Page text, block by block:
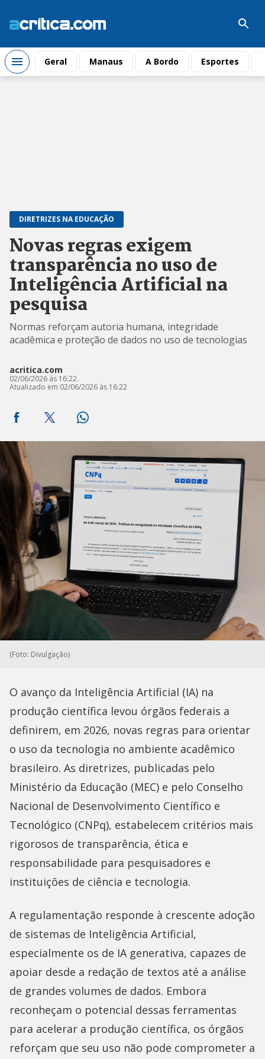
Geral Manaus A Bordo Esportes
DIRETRIZES NA EDUCAÇÃO
Novas regras exigem
transparência no uso de
Inteligência Artificial na
pesquisa
Normas reforçam autoria humana, integridade
acadêmica e proteção de dados no uso de tecnologias
acritica.com
02/06/2026 às 16:22.
Atualizado em 02/06/2026 às 16:22
(Foto: Divulgação)
O avanço da Inteligência Artificial (IA) na
produção científica levou órgãos federais a
definirem, em 2026, novas regras para orientar
o uso da tecnologia no ambiente acadêmico
brasileiro. As diretrizes, publicadas pelo
Ministério da Educação (MEC) e pelo Conselho
Nacional de Desenvolvimento Científico e
Tecnológico (CNPq), estabelecem critérios mais
rigorosos de transparência, ética e
responsabilidade para pesquisadores e
instituições de ciência e tecnologia.
A regulamentação responde à crescente adoção
de sistemas de Inteligência Artificial,
especialmente os de IA generativa, capazes de
apoiar desde a redação de textos até a análise
de grandes volumes de dados. Embora
reconheçam o potencial dessas ferramentas
para acelerar a produção científica, os órgãos
reforçam que seu uso não pode comprometer a